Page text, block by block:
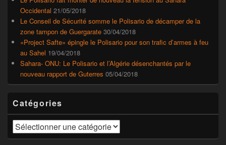
Occidental 21/05/2018
Le Conseil de Sécurité somme le Polisario de décamper de la
zone tampon de Guergarate 30/04/2018
«Project Safte» épingle le Polisario pour son trafic d’armes à feu
au Sahel 19/04/2018
Sahara- ONU: Le Polisario et l’Algérie désenchantés par le
nouveau rapport de Guterres 05/04/2018
Catégories
Catégories